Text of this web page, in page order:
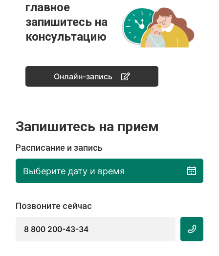
главное
запишитесь на
консультацию
Онлайн-запись
Запишитесь на прием
Расписание и запись
Выберите дату и время
Позвоните сейчас
8 800 200-43-34